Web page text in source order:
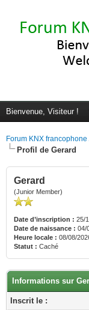
Bienvenue, Visiteur !
Forum KNX
Profil de Gerard
Gerard
(Junior Member)
Date d’inscription : 25/
Date de naissance : 04/
Heure locale : 08/08/
Statut : Caché
Informations sur
Inscrit le :